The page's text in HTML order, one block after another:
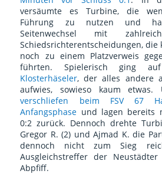
versäumte es Turbine, die
Führung zu nutzen und
Seitenwechsel mit
Schiedsrichterentscheidungen, die
noch zu einem Platzverweis
führten. Spielerisch ging
Klosterhäseler, der alles andere
aufwies, sowieso kaum etwas.
verschliefen beim FSV 67
Anfangsphase und lagen bereits
0:2 zurück. Dennoch drehte
Gregor R. (2) und Ajmad K. die
dennoch nicht zum Sieg
Ausgleichstreffer der
Abpfiff.